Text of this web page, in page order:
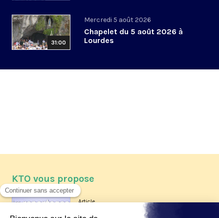
31:00
Mercredi 5 août 2026
Chapelet du 5 août 2026 à
Lourdes
KTO vous propose
Article
Les reportages d'été 2026 de KTO